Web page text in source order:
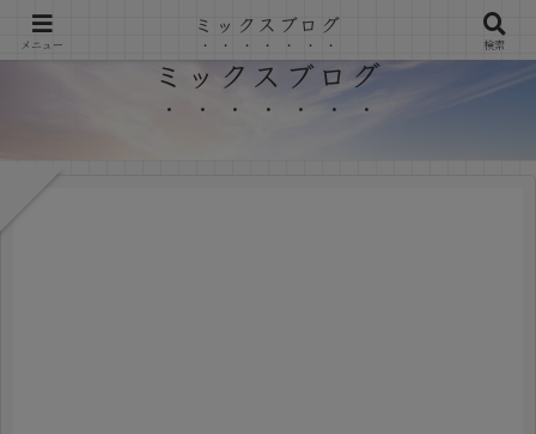
ミックスブログ
メニュー
ミックスブログ
検索